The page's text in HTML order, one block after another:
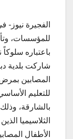
الفجيرة نيوز-
للمؤسسات،
باعتباره سلوكاً
شاركت بلدية
المصابين
للتعليم
بالشارقة،
الثلاسيميا
الأطفال